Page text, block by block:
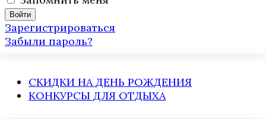
Зарегистрироваться
Забыли пароль?
СКИДКИ НА ДЕНЬ РОЖДЕНИЯ
КОНКУРСЫ ДЛЯ ОТДЫХА